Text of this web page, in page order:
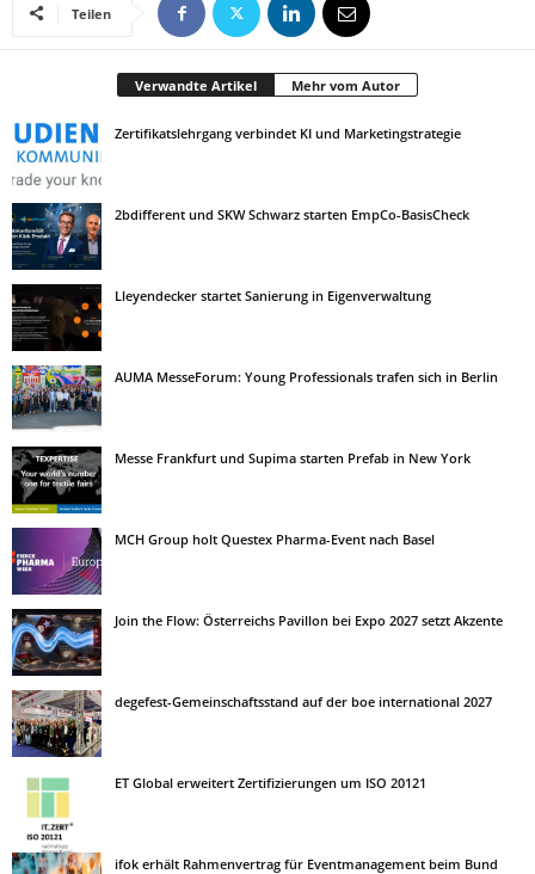
Teilen
Verwandte Artikel Mehr vom Autor
Zertifikatslehrgang verbindet KI und Marketingstrategie
2bdifferent und SKW Schwarz starten EmpCo-BasisCheck
Lleyendecker startet Sanierung in Eigenverwaltung
AUMA MesseForum: Young Professionals trafen sich in Berlin
Messe Frankfurt und Supima starten Prefab in New York
MCH Group holt Questex Pharma-Event nach Basel
Join the Flow: Österreichs Pavillon bei Expo 2027 setzt Akzente
degefest-Gemeinschaftsstand auf der boe international 2027
ET Global erweitert Zertifizierungen um ISO 20121
ifok erhält Rahmenvertrag für Eventmanagement beim Bund